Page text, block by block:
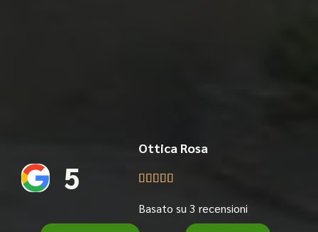
5
Ottica Rosa
    
Basato su 3 recensioni